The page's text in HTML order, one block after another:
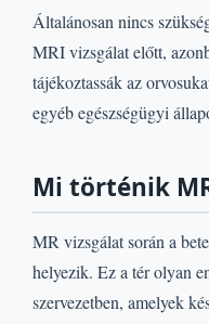
Általánosan nincs
MRI vizsgálat előtt,
tájékoztassák az
egyéb egészségügyi
Mi történik
MR vizsgálat során a
helyezik. Ez a tér olyan
szervezetben, amelyek